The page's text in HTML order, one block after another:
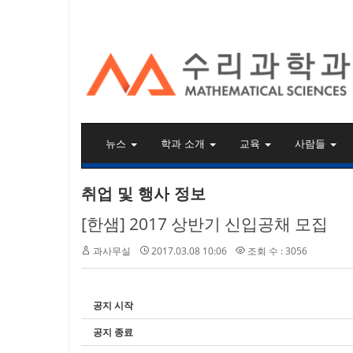
KAIST 수리과학과
뉴스 학과 소개 교육 사람들
취업 및 행사 정보
[한샘] 2017 상반기 신입공채 모집
과사무실 2017.03.08 10:06 조회 수 : 3056
공지 시작
공지 종료